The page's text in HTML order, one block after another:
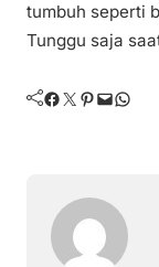
tumbuh seperti
Tunggu saja
Facebook Twitter Pinterest Mail WhatsApp